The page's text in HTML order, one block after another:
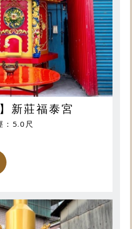
新莊福泰宮
5.0尺